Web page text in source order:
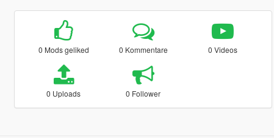
0 Mods geliked 0 Kommentare 0 Videos
0 Uploads 0 Follower